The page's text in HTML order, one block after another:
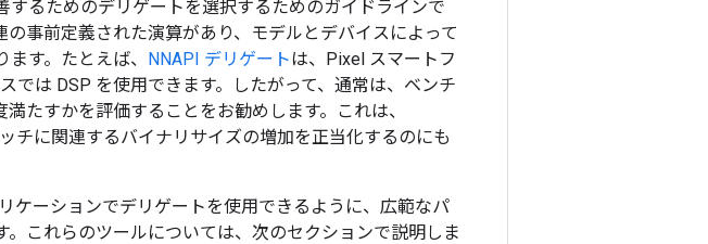
るためのデリゲートを選択するためのガイドラインで
事前定義された演算があり、モデルとデバイスによって
す。たとえば、 NNAPI デリゲートは、Pixel スマートフ
では DSP を使用できます。したがって、通常は、ベンチ
たすかを評価することをお勧めします。これは、
チに関連するバイナリサイズの増加を正当化するのにも
ケーションでデリゲートを使用できるように、広範なパ
これらのツールについては、次のセクションで説明しま